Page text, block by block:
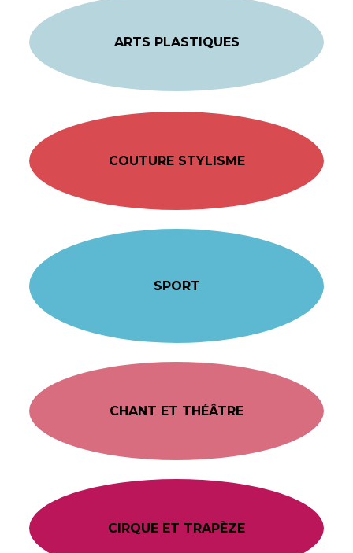
ARTS PLASTIQUES
COUTURE STYLISME
SPORT
CHANT ET THÉÂTRE
CIRQUE ET TRAPÈZE